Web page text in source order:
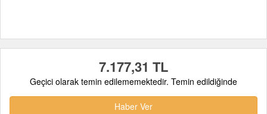
7.177,31 TL
Geçici olarak temin edilememektedir. Temin edildiğinde
Haber Ver